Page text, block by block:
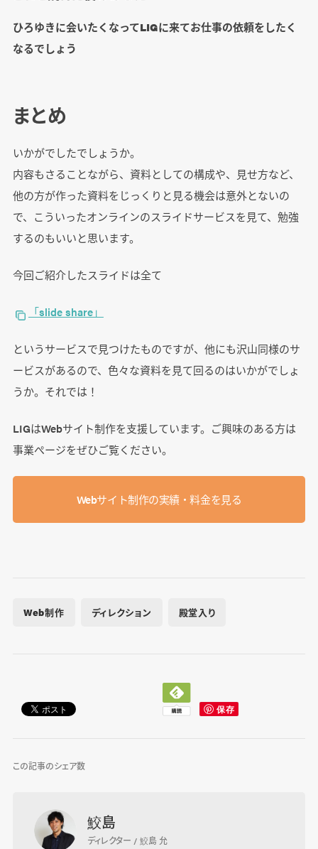
ひろゆきに会いたくなってLIGに来てお仕事の依頼をしたく
なるでしょう
まとめ
いかがでしたでしょうか。
内容もさることながら、資料としての構成や、見せ方など、
他の方が作った資料をじっくりと見る機会は意外とないの
で、こういったオンラインのスライドサービスを見て、勉強
するのもいいと思います。
今回ご紹介したスライドは全て
「slide share」
というサービスで見つけたものですが、他にも沢山同様のサ
ービスがあるので、色々な資料を見て回るのはいかがでしょ
うか。それでは！
LIGはWebサイト制作を支援しています。ご興味のある方は
事業ぺージをぜひご覧ください。
Webサイト制作の実績・料金を見る
Web制作 ディレクション 殿堂入り
この記事のシェア数
鮫島
ディレクター / 鮫島 允